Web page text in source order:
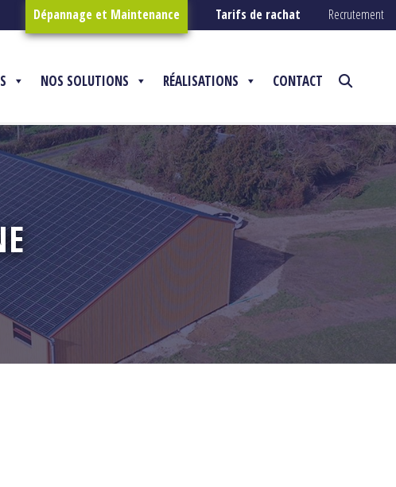
Dépannage et Maintenance Tarifs de rachat Recrutement
NOS SOLUTIONS RÉALISATIONS CONTACT